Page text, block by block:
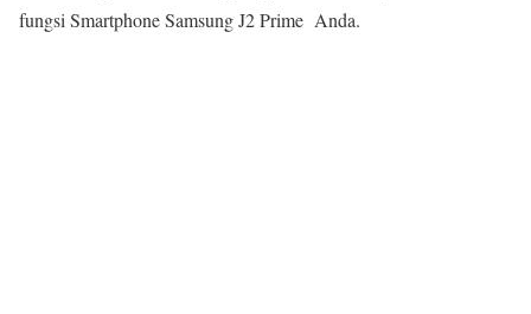
fungsi Smartphone Samsung J2 Prime Anda.